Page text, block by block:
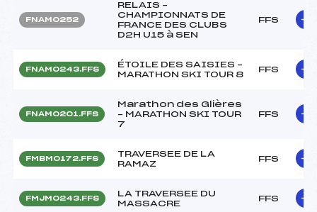
FNAM0252
RELAIS –
CHAMPIONNATS DE
FRANCE DES CLUBS
D2H U15 à SEN
FFS
FNAM0243.FFS
ÉTOILE DES SAISIES –
MARATHON SKI TOUR 8
FFS
FNAM0201.FFS
Marathon des Glières
– MARATHON SKI TOUR
7
FFS
FMBM0172.FFS
TRAVERSEE DE LA
RAMAZ
FFS
FMJM0243.FFS
LA TRAVERSEE DU
MASSACRE
FFS